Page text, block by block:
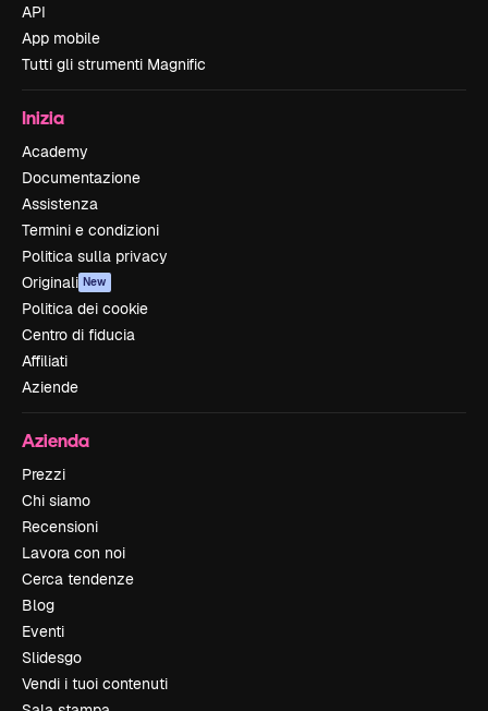
API
App mobile
Tutti gli strumenti Magnific
Inizia
Academy
Documentazione
Assistenza
Termini e condizioni
Politica sulla privacy
Originali New
Politica dei cookie
Centro di fiducia
Affiliati
Aziende
Azienda
Prezzi
Chi siamo
Recensioni
Lavora con noi
Cerca tendenze
Blog
Eventi
Slidesgo
Vendi i tuoi contenuti